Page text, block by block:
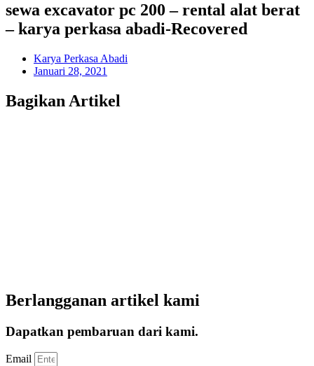
sewa excavator pc 200 – rental alat berat
– karya perkasa abadi-Recovered
Karya Perkasa Abadi
Januari 28, 2021
Bagikan Artikel
Berlangganan artikel kami
Dapatkan pembaruan dari kami.
Email